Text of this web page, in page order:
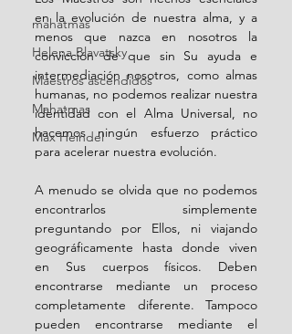
mahatmas
Helena Blavatsky
Maestros ascendidos
Mahatmas
Max Heindel
en la evolución de nuestra alma, y a
menos que nazca en nosotros la
convicción de que sin Su ayuda e
intermediación nosotros, como almas
humanas, no podemos realizar nuestra
identidad con el Alma Universal, no
hacemos ningún esfuerzo práctico
para acelerar nuestra evolución.
A menudo se olvida que no podemos
encontrarlos simplemente
preguntando por Ellos, ni viajando
geográficamente hasta donde viven
en Sus cuerpos físicos. Deben
encontrarse mediante un proceso
completamente diferente. Tampoco
pueden encontrarse mediante el